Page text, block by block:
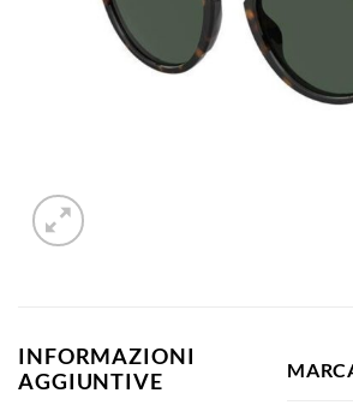
INFORMAZIONI
AGGIUNTIVE